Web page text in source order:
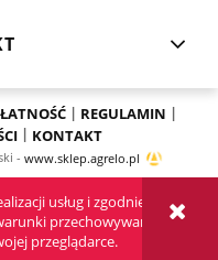
usług i zgodnie z
przechowywania
przeglądarce.
| REGULAMIN |
| KONTAKT
- www.sklep.agrelo.pl